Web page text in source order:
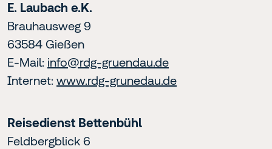
E. Laubach e.K.
Brauhausweg 9
63584 Gießen
E-Mail: info@rdg-gruendau.de
Internet: www.rdg-grunedau.de
Reisedienst Bettenbühl
Feldbergblick 6